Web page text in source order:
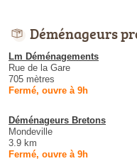
Déménageurs
Lm Déménagements
Rue de la Gare
705 mètres
Fermé, ouvre à 9h
Déménageurs Bretons
Mondeville
3.9 km
Fermé, ouvre à 9h